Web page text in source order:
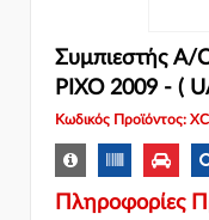
Συμπιεστής A/
PIXO 2009 - (
Κωδικός Προϊόντος:
Πληροφορίες